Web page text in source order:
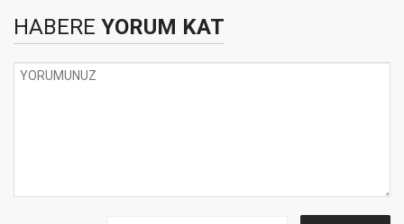
HABERE YORUM KAT